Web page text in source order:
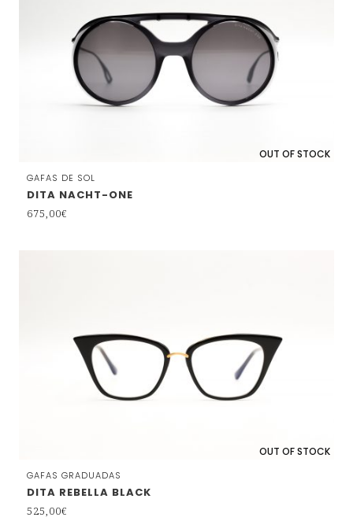
OUT OF STOCK
GAFAS DE SOL
DITA NACHT-ONE
675,00€
OUT OF STOCK
GAFAS GRADUADAS
DITA REBELLA BLACK
525,00€